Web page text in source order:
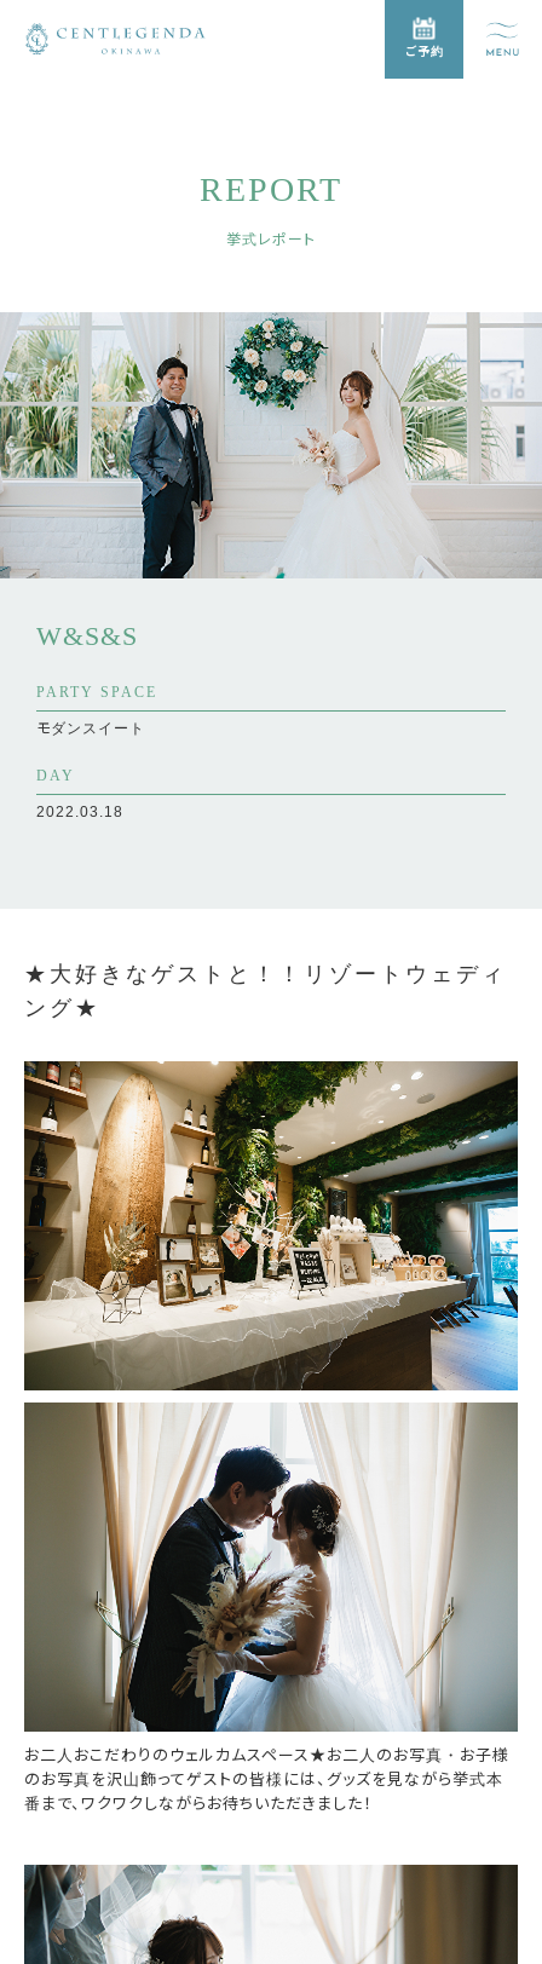
ご予約
REPORT
挙式レポート
W&S&S
PARTY SPACE
モダンスイート
DAY
2022.03.18
★大好きなゲストと！！リゾートウェディ
ング★
お二人おこだわりのウェルカムスペース★お二人のお写真・お子様
のお写真を沢山飾ってゲストの皆様には、グッズを見ながら挙式本
番まで、ワクワクしながらお待ちいただきました！